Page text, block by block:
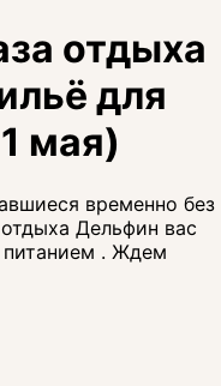
отдыха
для
мая)
временно без
Дельфин вас
. Ждем